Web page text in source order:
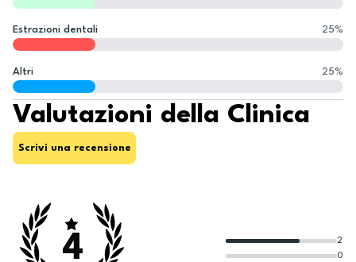
Estrazioni dentali 25%
Altri 25%
Valutazioni della Clinica
Scrivi una recensione
4 0
2